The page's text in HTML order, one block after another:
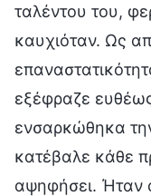
ταλέντου του,
καυχιόταν. Ως
εξέφραζε
ενσαρκώθηκα
κατέβαλε κάθε
αψηφήσει. Ήταν